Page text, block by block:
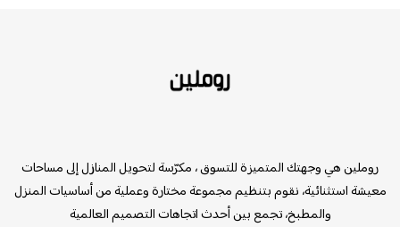
روملين هي وجهتك المتميزة للتسوق ، مكرّسة لتحويل المنازل إلى مساحات
معيشة استثنائية، نقوم بتنظيم مجموعة مختارة وعملية من أساسيات المنزل
والمطبخ، تجمع بين أحدث اتجاهات التصميم العالمية